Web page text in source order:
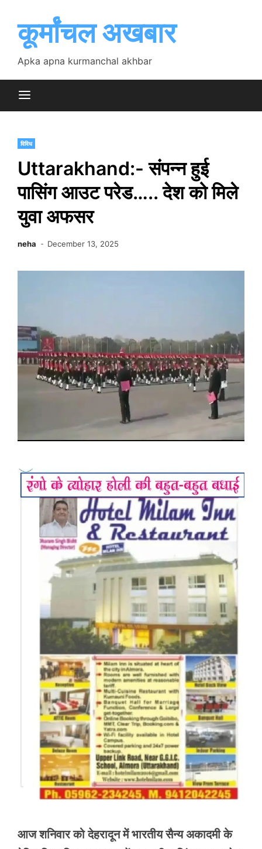
contentकूर्मांचल अखबार
Apka apna kurmanchal akhbar
विविध
Uttarakhand:- संपन्न हुई
पासिंग आउट परेड….. देश को मिले
युवा अफसर
neha December 13, 2025
आज शनिवार को देहरादून में भारतीय सैन्य अकादमी के